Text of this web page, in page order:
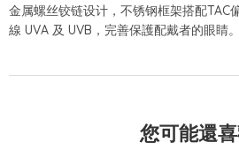
金属螺丝铰链设计，不锈钢框架搭配TAC
線 UVA 及 UVB，完善保護配戴者的眼睛。
您可能還